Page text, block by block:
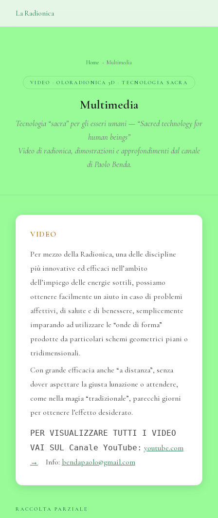
La Radionica
Home › Multimedia
VIDEO · OLORADIONICA 3D · TECNOLOGIA SACRA
Multimedia
Tecnologia “sacra” per gli esseri umani — “Sacred technology for
human beings”
Video di radionica, dimostrazioni e approfondimenti dal canale
di Paolo Benda.
VIDEO
Per mezzo della Radionica, una delle discipline
più innovative ed efficaci nell’ambito
dell’impiego delle energie sottili, possiamo
ottenere facilmente un aiuto in caso di problemi
affettivi, di salute e di benessere, semplicemente
imparando ad utilizzare le “onde di forma”
prodotte da particolari schemi geometrici piani o
tridimensionali.
Con grande efficacia anche “a distanza”, senza
dover aspettare la giusta lunazione o attendere,
come nella magia “tradizionale”, parecchi giorni
per ottenere l’effetto desiderato.
PER VISUALIZZARE TUTTI I VIDEO
VAI SUL Canale YouTube : youtube.com
→
Info: bendapaolo@gmail.com
RACCOLTA PARZIALE